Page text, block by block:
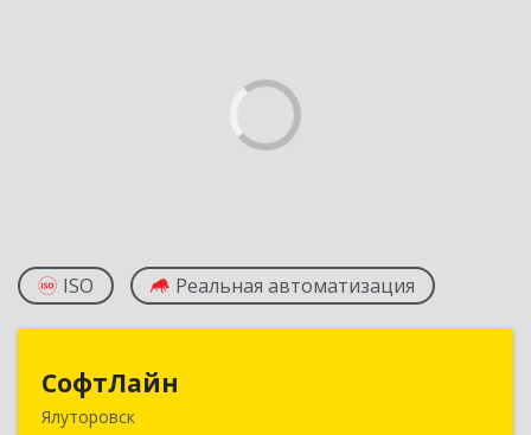
ISO Реальная автоматизация
СофтЛайн
Ялуторовск627010, Тюменская обл, Ялуторовский р-н,